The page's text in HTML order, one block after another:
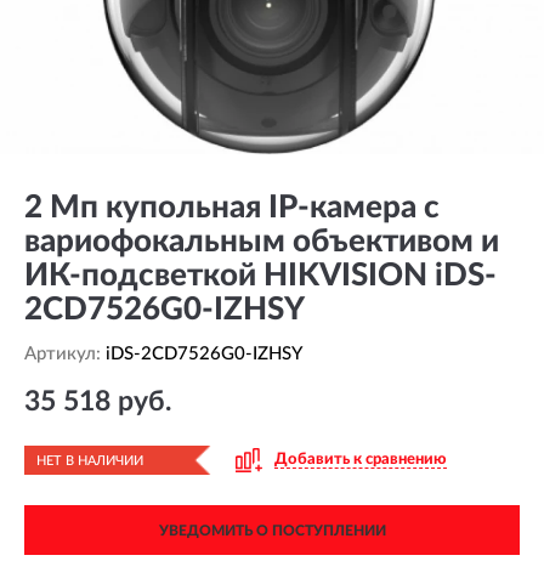
2 Мп купольная IP-камера с
вариофокальным объективом и
ИК-подсветкой HIKVISION iDS-
2CD7526G0-IZHSY
Артикул: iDS-2CD7526G0-IZHSY
35 518 руб.
НЕТ В НАЛИЧИИ Добавить к сравнению
УВЕДОМИТЬ О ПОСТУПЛЕНИИ